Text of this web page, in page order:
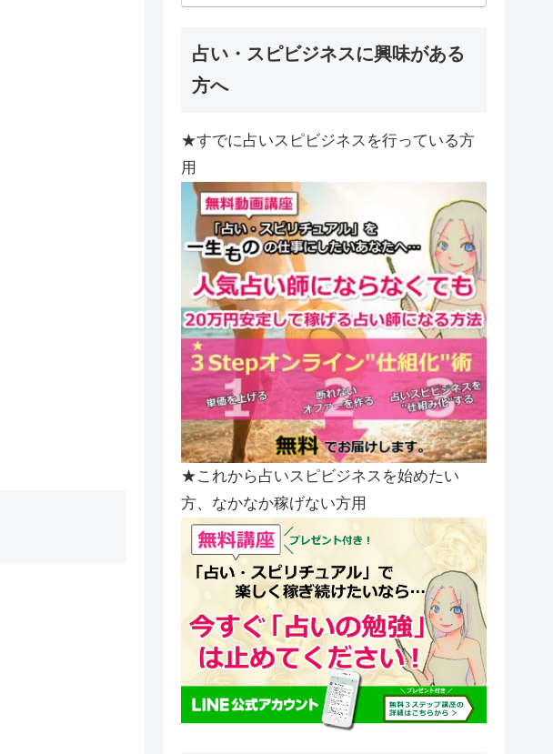
占い・スピビジネスに興味がある
方へ
★すでに占いスピビジネスを行っている方
用
★これから占いスピビジネスを始めたい
方、なかなか稼げない方用